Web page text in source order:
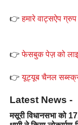
👉हमारे वाट्सऐप
👉फेसबुक पेज़ को
👉यूट्यूब चैनल
Latest News -
मसूरी विधानसभा को